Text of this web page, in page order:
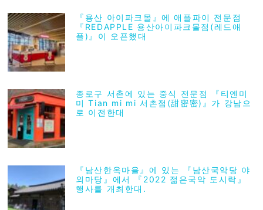
『용산 아이파크몰』에 애플파이 전문점
『REDAPPLE 용산아이파크몰점(레드애
플)』이 오픈했대
종로구 서촌에 있는 중식 전문점 『티엔미
미 Tian mi mi 서촌점(甜密密)』가 강남으
로 이전한대
『남산한옥마을』에 있는 『남산국악당 야
외마당』에서 『2022 젊은국악 도시락』
행사를 개최한대.